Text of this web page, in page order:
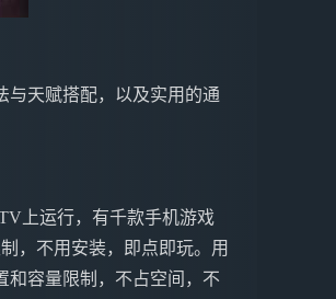
与天赋搭配，以及实用的通
上运行，有千款手机游戏
，不用安装，即点即玩。用
和容量限制，不占空间，不